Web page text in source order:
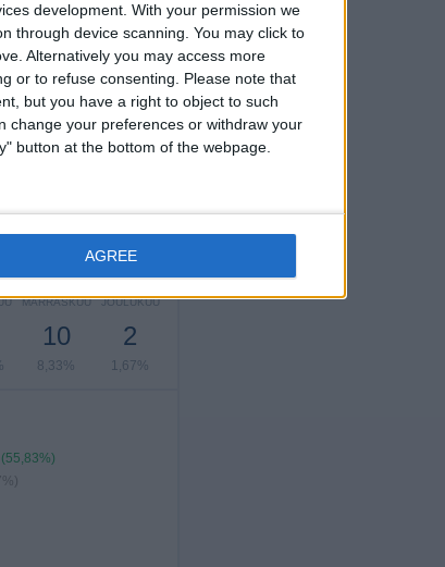
development. With your permission we
through device scanning. You may click to
Alternatively you may access more
or to refuse consenting.
Please note that
but you have a right to object to such
change your preferences or withdraw your
button at the bottom of the webpage.
AGREE
MARRASKUU
10
8,33%
JOULUKUU
2
1,67%